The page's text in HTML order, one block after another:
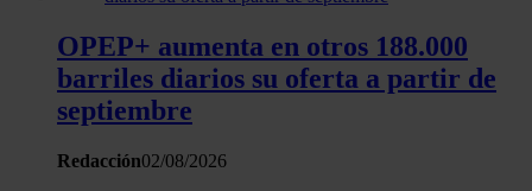
OPEP+ aumenta en otros 188.000
barriles diarios su oferta a partir de
septiembre
Redacción02/08/2026